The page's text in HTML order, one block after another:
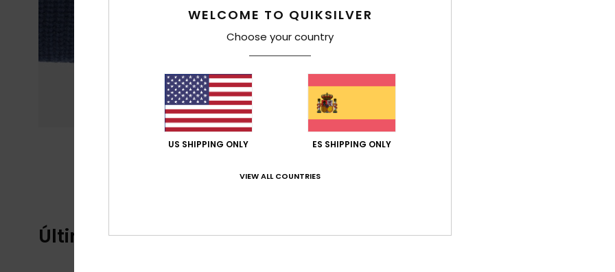
Últimos artículos vistos
WELCOME TO QUIKSILVER
Choose your country
US SHIPPING ONLY ES SHIPPING ONLY
VIEW ALL COUNTRIES